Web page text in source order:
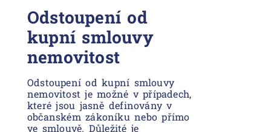
Odstoupení od
kupní smlouvy
nemovitost
Odstoupení od kupní smlouvy
nemovitost je možné v případech,
které jsou jasně definovány v
občanském zákoníku nebo přímo
ve smlouvě. Důležité je